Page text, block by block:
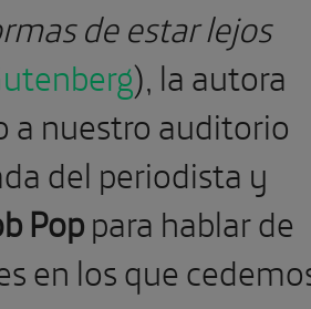
de estar lejos
), la autora
a nuestro auditorio
del periodista y
Poppara hablar de
en los que